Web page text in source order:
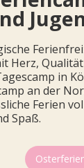
Herz,
in
an der
Ferien
Spaß.